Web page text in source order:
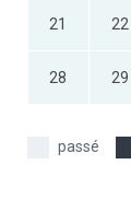
21 22
28 29
passé